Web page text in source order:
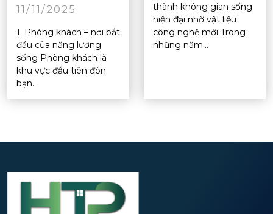
11/11/2025
1. Phòng khách – nơi bắt
đầu của năng lượng
sống Phòng khách là
khu vực đầu tiên đón
bạn...
thành không gian sống
hiện đại nhờ vật liệu
công nghệ mới Trong
những năm...